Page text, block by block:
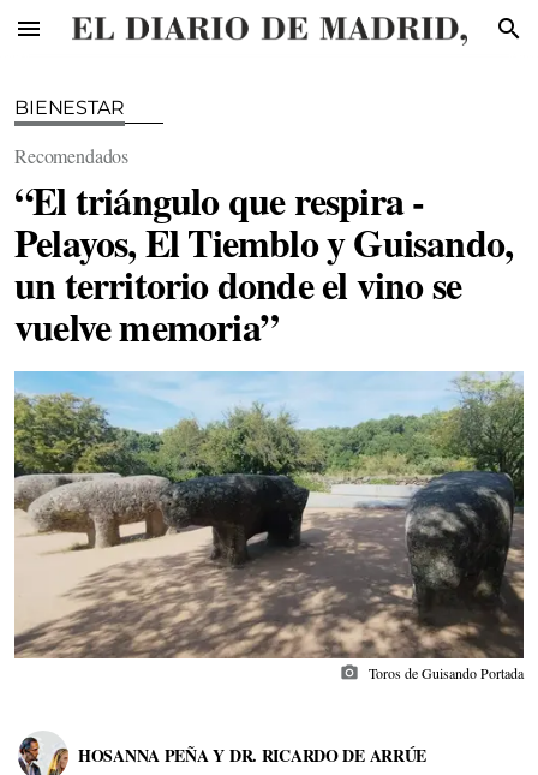
menu search
BIENESTAR
Recomendados
“El triángulo que respira -
Pelayos, El Tiemblo y Guisando,
un territorio donde el vino se
vuelve memoria”
photo_camera Toros de Guisando Portada
HOSANNA PEÑA Y DR. RICARDO DE ARRÚE